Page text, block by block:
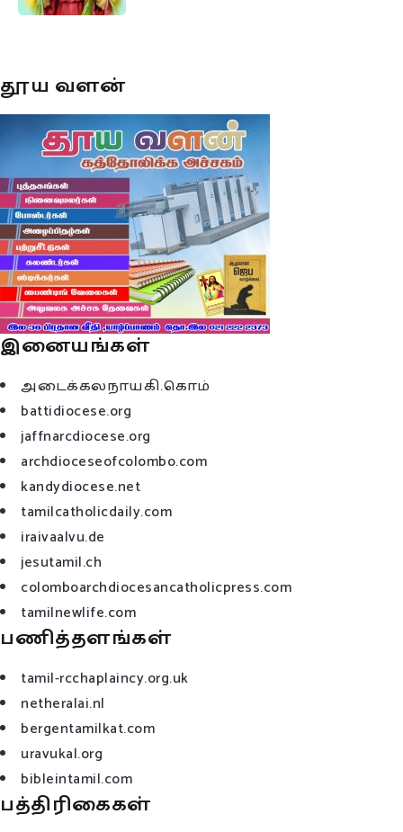
தூய வளன்
இனையங்கள்
அடைக்கலநாயகி.கொம்
battidiocese.org
jaffnarcdiocese.org
archdioceseofcolombo.com
kandydiocese.net
tamilcatholicdaily.com
iraivaalvu.de
jesutamil.ch
colomboarchdiocesancatholicpress.com
tamilnewlife.com
பணித்தளங்கள்
tamil-rcchaplaincy.org.uk
netheralai.nl
bergentamilkat.com
uravukal.org
bibleintamil.com
பத்திரிகைகள்